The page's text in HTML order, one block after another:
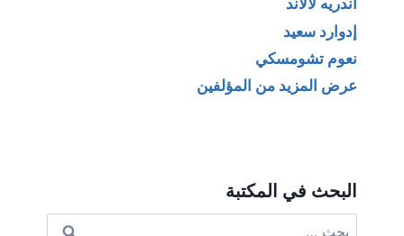
أندريه لالاند
إدوارد سعيد
نعوم تشومسكي
عرض المزيد من المؤلفين
البحث في المكتبة